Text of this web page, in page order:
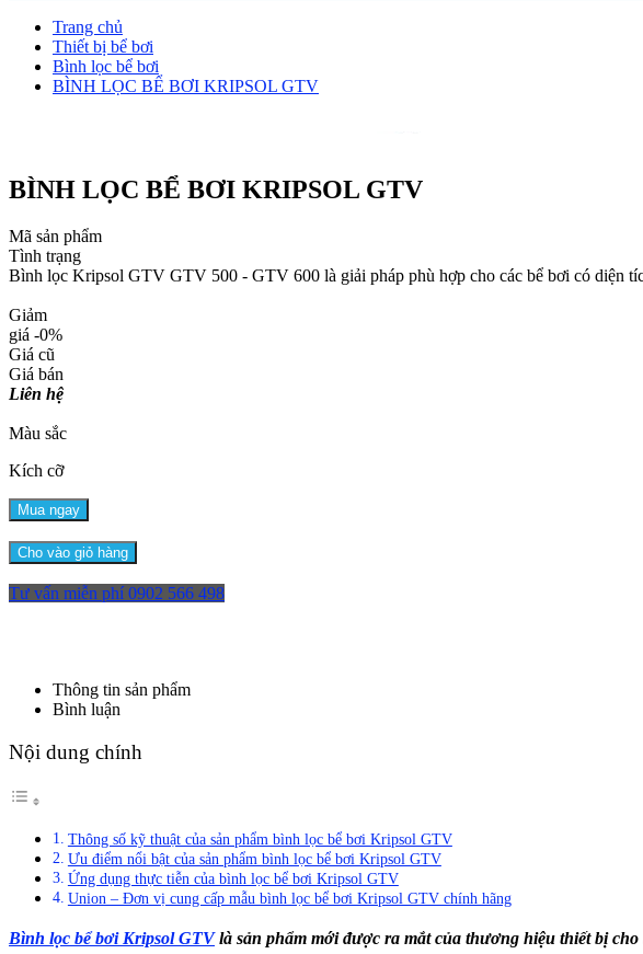
Trang chủ
Thiết bị bể bơi
Bình lọc bể bơi
BÌNH LỌC BỂ BƠI KRIPSOL GTV
BÌNH LỌC BỂ BƠI KRIPSOL GTV
Mã sản phẩm
Tình trạng
Bình lọc Kripsol GTV GTV 500 - GTV 600 là giải pháp phù hợp cho các bể bơi có diện
Giảm
giá -0%
Giá cũ
Giá bán
Liên hệ
Màu sắc
Kích cỡ
Mua ngay
Cho vào giỏ hàng
Tư vấn miễn phí 0902 566 498
Thông tin sản phẩm
Bình luận
Nội dung chính
Thông số kỹ thuật của sản phẩm bình lọc bể bơi Kripsol GTV
Ưu điểm nổi bật của sản phẩm bình lọc bể bơi Kripsol GTV
Ứng dụng thực tiễn của bình lọc bể bơi Kripsol GTV
Union – Đơn vị cung cấp mẫu bình lọc bể bơi Kripsol GTV chính hãng
Bình lọc bể bơi Kripsol GTVlà sản phẩm mới được ra mắt của thương hiệu thiết bị